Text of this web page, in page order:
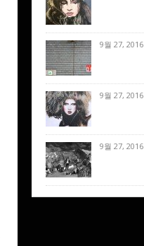
9월 27, 2016
9월 27, 2016
9월 27, 2016